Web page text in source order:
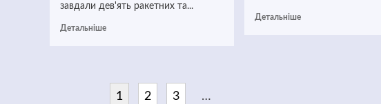
завдали дев'ять ракетних та...
Детальніше
Детальніше
1 2 3 …